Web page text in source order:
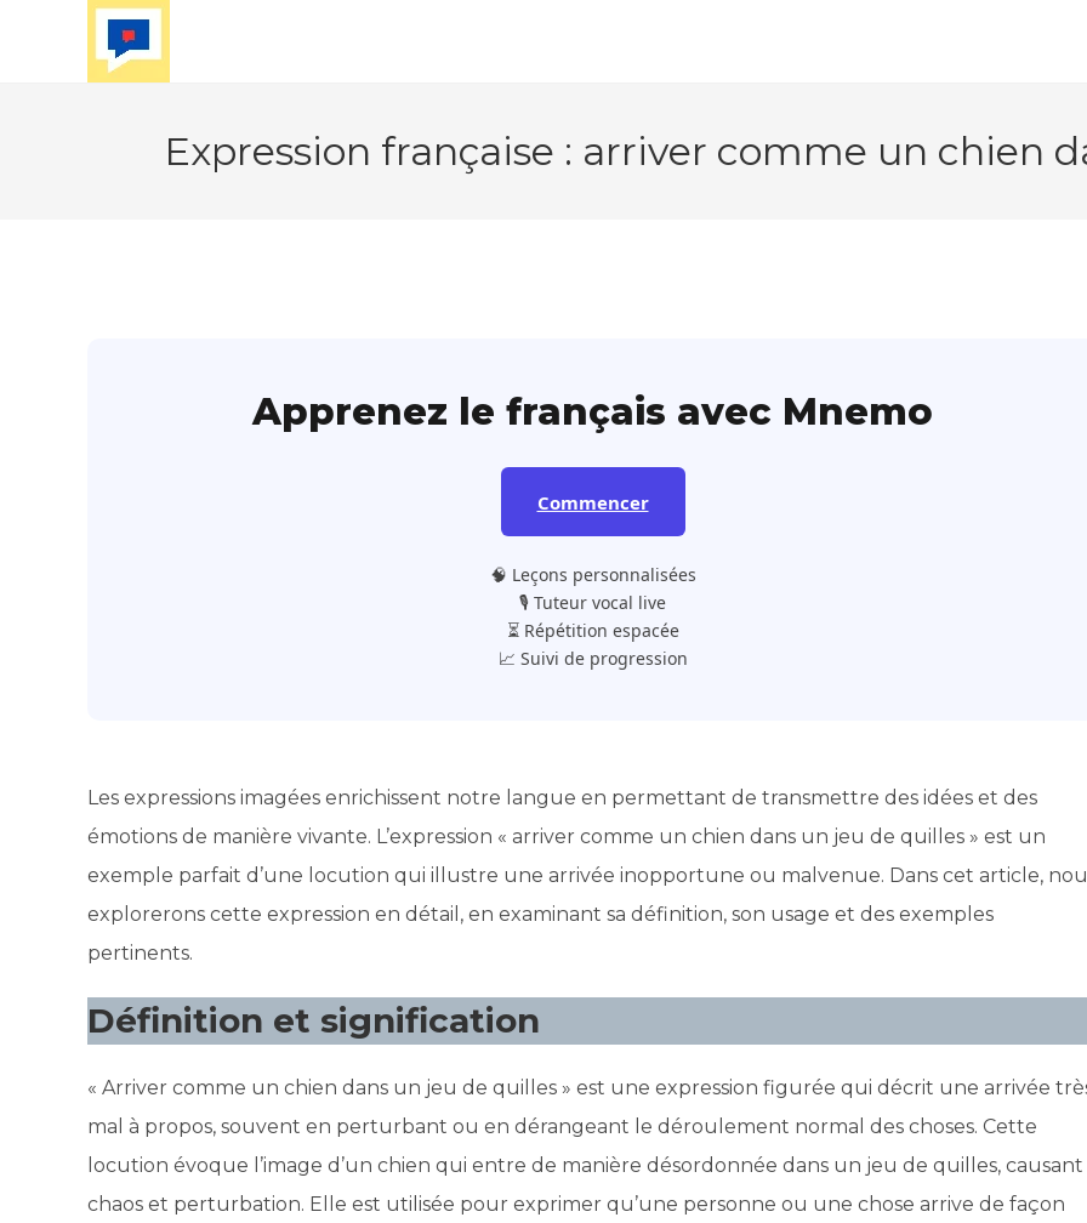
Expression française : arriver comme un chien
Apprenez le français avec Mnemo
Commencer
🧠 Leçons personnalisées
🎙️ Tuteur vocal live
⏳ Répétition espacée
📈 Suivi de progression
Les expressions imagées enrichissent notre langue en permettant de transmettre des idées et des
émotions de manière vivante. L’expression « arriver comme un chien dans un jeu de quilles » est un
exemple parfait d’une locution qui illustre une arrivée inopportune ou malvenue. Dans cet article,
explorerons cette expression en détail, en examinant sa définition, son usage et des exemples
pertinents.
Définition et signification
« Arriver comme un chien dans un jeu de quilles » est une expression figurée qui décrit une arrivée
mal à propos, souvent en perturbant ou en dérangeant le déroulement normal des choses. Cette
locution évoque l’image d’un chien qui entre de manière désordonnée dans un jeu de quilles, causant
chaos et perturbation. Elle est utilisée pour exprimer qu’une personne ou une chose arrive de façon